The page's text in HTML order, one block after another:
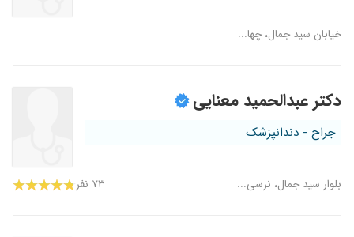
خیابان سید جمال، چها...
دکتر عبدالحمید معنایی
جراح - دندانپزشک
بلوار سید جمال، نرسی... ۷۳ نفر